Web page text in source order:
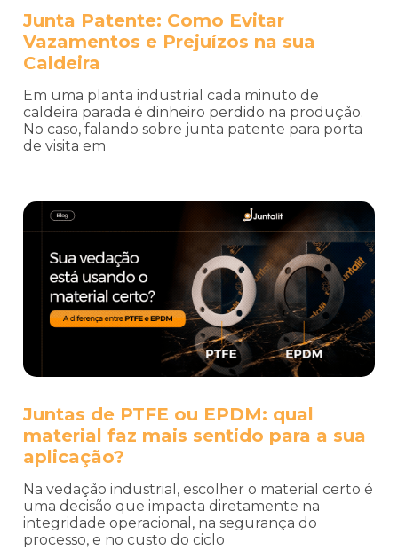
Junta Patente: Como Evitar
Vazamentos e Prejuízos na sua
Caldeira
Em uma planta industrial cada minuto de
caldeira parada é dinheiro perdido na produção.
No caso, falando sobre junta patente para porta
de visita em
Juntas de PTFE ou EPDM: qual
material faz mais sentido para a sua
aplicação?
Na vedação industrial, escolher o material certo é
uma decisão que impacta diretamente na
integridade operacional, na segurança do
processo, e no custo do ciclo